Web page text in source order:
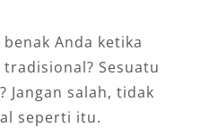
Anda ketika
Sesuatu
Jangan salah, tidak
seperti itu.